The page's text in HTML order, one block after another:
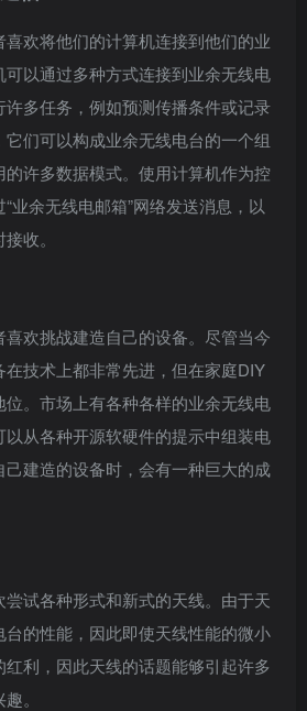
欢将他们的计算机连接到他们的业
以通过多种方式连接到业余无线电
多任务，例如预测传播条件或记录
们可以构成业余无线电台的一个组
的许多数据模式。使用计算机作为控
业余无线电邮箱”网络发送消息，以
收。
欢挑战建造自己的设备。尽管当今
技术上都非常先进，但在家庭DIY
。市场上有各种各样的业余无线电
从各种开源软硬件的提示中组装电
建造的设备时，会有一种巨大的成
试各种形式和新式的天线。由于天
的性能，因此即使天线性能的微小
利，因此天线的话题能够引起许多
。